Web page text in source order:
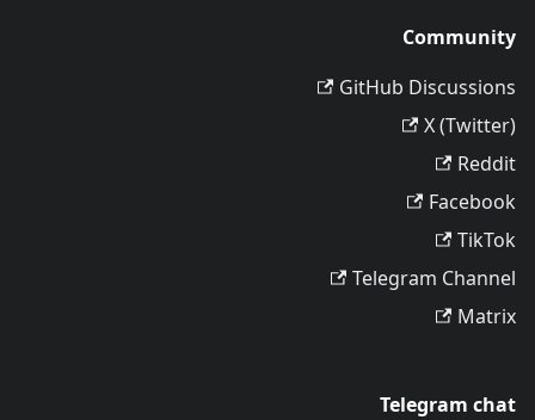
Community
GitHub Discussions
X (Twitter)
Reddit
Facebook
TikTok
Telegram Channel
Matrix
Telegram chat